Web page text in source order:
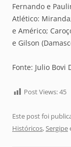
Fernando e
Atlético:
e Américo;
e Gilson
Fonte: Julio Bovi
Post Views:45
Este post foi
Históricos,Sergipe